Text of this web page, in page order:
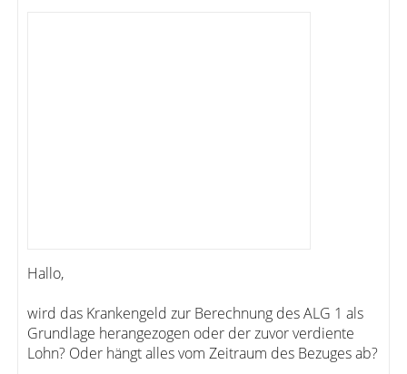
Hallo,
wird das Krankengeld zur Berechnung des ALG 1 als
Grundlage herangezogen oder der zuvor verdiente
Lohn? Oder hängt alles vom Zeitraum des Bezuges ab?